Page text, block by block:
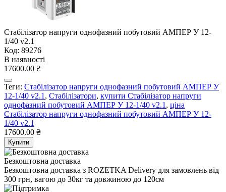
Стабілізатор напруги однофазний побутовий АМПЕР У 12-
1/40 v2.1
Код: 89276
В наявності
17600.00 ₴
Теги: Стабілізатор напруги однофазний побутовий АМПЕР У
12-1/40 v2.1 , Стабілізатори, купити Стабілізатор напруги
однофазний побутовий АМПЕР У 12-1/40 v2.1 , ціна
Стабілізатор напруги однофазний побутовий АМПЕР У 12-
1/40 v2.1
17600.00 ₴
Купити
Безкоштовна доставка
Безкоштовна доставка з ROZETKA Delivery для замовлень від
300 грн, вагою до 30кг та довжиною до 120см